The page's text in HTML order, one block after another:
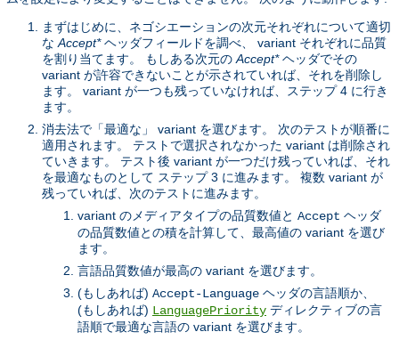
まずはじめに、ネゴシエーションの次元それぞれについて適切
な Accept*ヘッダフィールドを調べ、 variant それぞれに品質
を割り当てます。 もしある次元の Accept*ヘッダでその
variant が許容できないことが示されていれば、それを削除し
ます。 variant が一つも残っていなければ、ステップ 4 に行き
ます。
消去法で「最適な」 variant を選びます。 次のテストが順番に
適用されます。 テストで選択されなかった variant は削除され
ていきます。 テスト後 variant が一つだけ残っていれば、それ
を最適なものとして ステップ 3 に進みます。 複数 variant が
残っていれば、次のテストに進みます。
variant のメディアタイプの品質数値と Accept ヘッダ
の品質数値との積を計算して、最高値の variant を選び
ます。
言語品質数値が最高の variant を選びます。
(もしあれば) Accept-Language ヘッダの言語順か、
(もしあれば) LanguagePriority ディレクティブの言
語順で最適な言語の variant を選びます。